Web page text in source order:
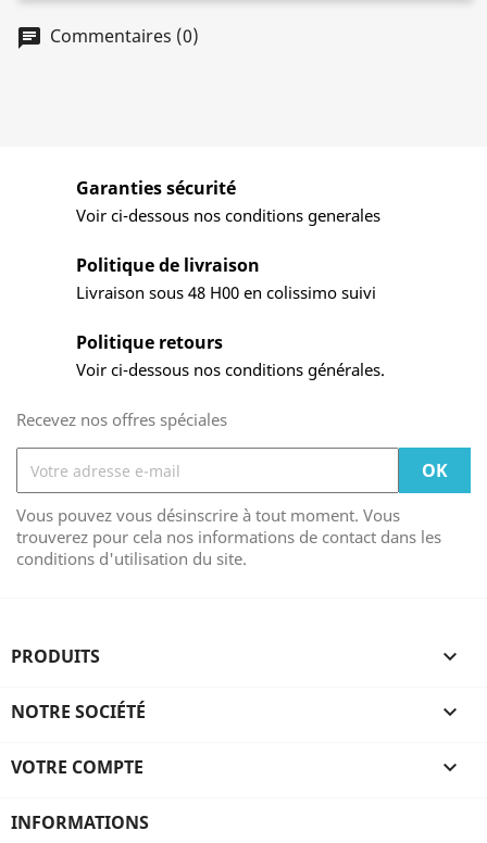
Commentaires (0)
Garanties sécurité
Voir ci-dessous nos conditions generales
Politique de livraison
Livraison sous 48 H00 en colissimo suivi
Politique retours
Voir ci-dessous nos conditions générales.
Recevez nos offres spéciales
Vous pouvez vous désinscrire à tout moment. Vous
trouverez pour cela nos informations de contact dans les
conditions d'utilisation du site.
PRODUITS 
NOTRE SOCIÉTÉ 
VOTRE COMPTE 
INFORMATIONS